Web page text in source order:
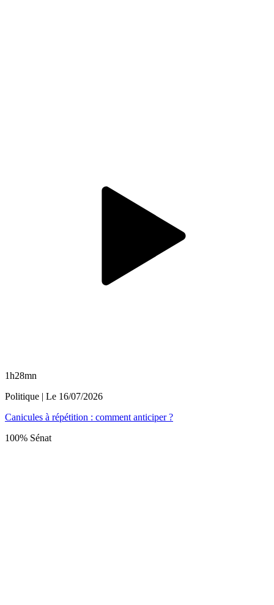
1h28mn
Politique | Le 16/07/2026
Canicules à répétition : comment anticiper ?
100% Sénat